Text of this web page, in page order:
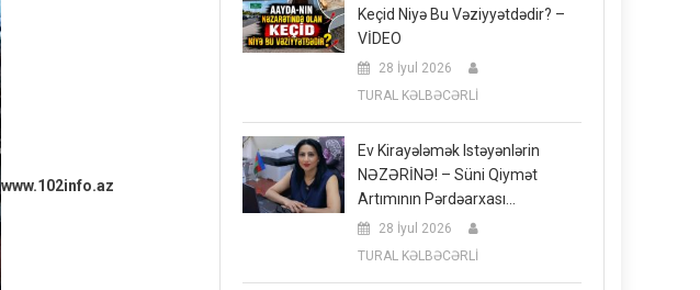
www.102info.az
Keçid Niyə Bu Vəziyyətdədir? –
VİDEO
28 İyul 2026
TURAL KƏLBƏCƏRLİ
Ev Kirayələmək Istəyənlərin
NƏZƏRİNƏ! – Süni Qiymət
Artımının Pərdəarxası…
28 İyul 2026
TURAL KƏLBƏCƏRLİ